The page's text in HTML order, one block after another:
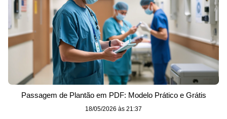
Passagem de Plantão em PDF: Modelo Prático e Grátis
18/05/2026 às 21:37